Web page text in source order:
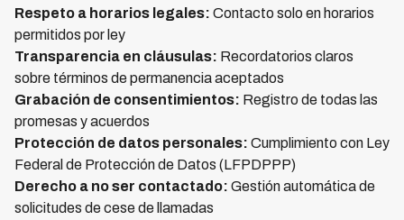
Respeto a horarios legales: Contacto solo en horarios
permitidos por ley
Transparencia en cláusulas: Recordatorios claros
sobre términos de permanencia aceptados
Grabación de consentimientos: Registro de todas las
promesas y acuerdos
Protección de datos personales: Cumplimiento con Ley
Federal de Protección de Datos (LFPDPPP)
Derecho a no ser contactado: Gestión automática de
solicitudes de cese de llamadas